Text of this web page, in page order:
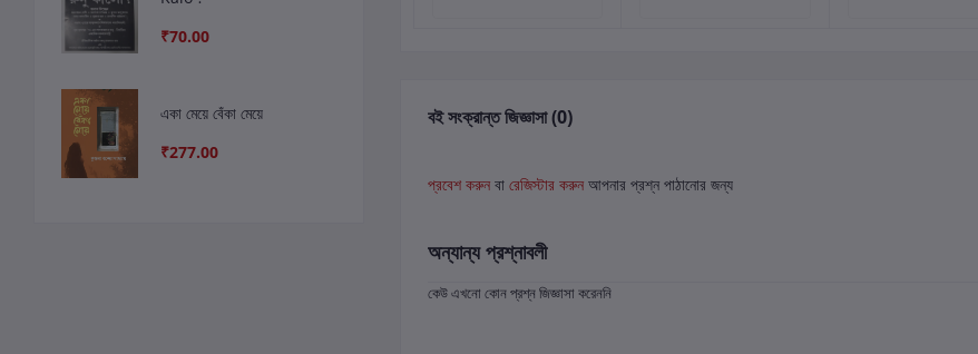
₹70.00
একা মেয়ে বেঁকা মেয়ে
₹277.00
বই সংক্রান্ত জিজ্ঞাসা (0)
প্রবেশ করুন বা রেজিস্টার করুন আপনার প্রশ্ন পাঠানোর জন্য
অন্যান্য প্রশ্নাবলী
কেউ এখনো কোন প্রশ্ন জিজ্ঞাসা করেননি